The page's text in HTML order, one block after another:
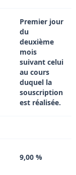
Premier jour
du
deuxième
mois
suivant celui
au cours
duquel la
souscription
est réalisée.
9,00 %